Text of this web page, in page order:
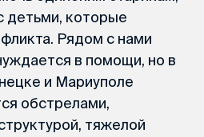
детьми, которые
Рядом с нами
в помощи, но в
и Мариуполе
обстрелами,
тяжелой